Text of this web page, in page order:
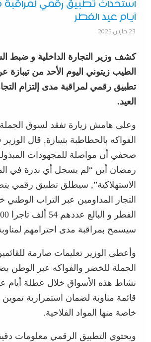
استحداث تطبيق رقمي لمراقبة
أيام عيد الفطر
23 مارس 2025
كشف وزير التجارة الداخلية و ضبط
الطيب زيتوني اليوم الأحد من
تطبيق رقمي لمراقبة مدى إلتزام
العيد.
وعلى هامش زيارة تفقد لسوق
الفواكه بالحطاطبة بتيبازة, قال
صحفي أن مواصلة للمجهودات
رمضان أين “لم يسجل أي ندرة في
الاستهلاكية”, سيطلق تطبيق رقمي
التجار المداومين عبر التراب الوطني
سيسمح بمراقبة مدى احترامهم
وأعطى الوزير تعليمات صارمة
الجملة للخضر والفواكه عبر الوطن
نشاط هذه الأسواق خلال عطلة أيام
قائمة مناوبة لضمان استمرارية تموين
خاصة منها المواد الفلاحية.
ويحتوي التطبيق الرقمي معلومات